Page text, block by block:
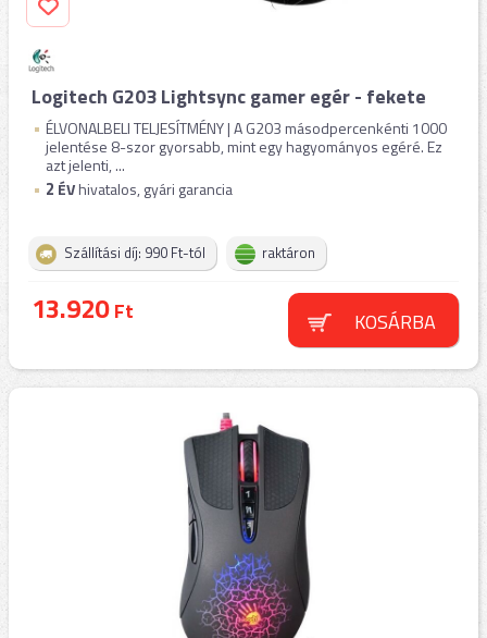
Logitech G203 Lightsync gamer egér - fekete
ÉLVONALBELI TELJESÍTMÉNY | A G203 másodpercenkénti 1000
jelentése 8-szor gyorsabb, mint egy hagyományos egéré. Ez
azt jelenti, ...
2 ÉVhivatalos, gyári garancia
Szállítási díj: 990 Ft-tól raktáron
13.920Ft KOSÁRBA